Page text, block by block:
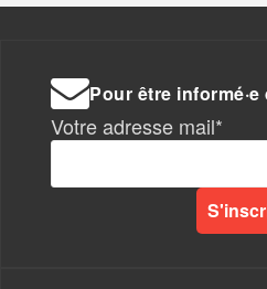
Pour être
Votre adresse mail*